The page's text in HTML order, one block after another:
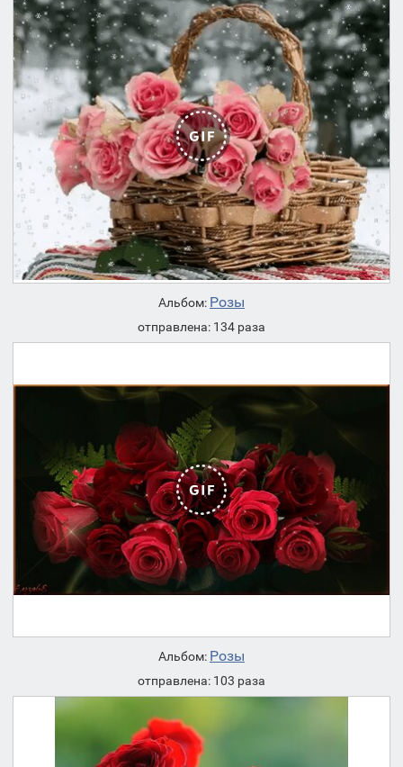
Альбом: Розы
отправлена: 134 раза
Альбом: Розы
отправлена: 103 раза